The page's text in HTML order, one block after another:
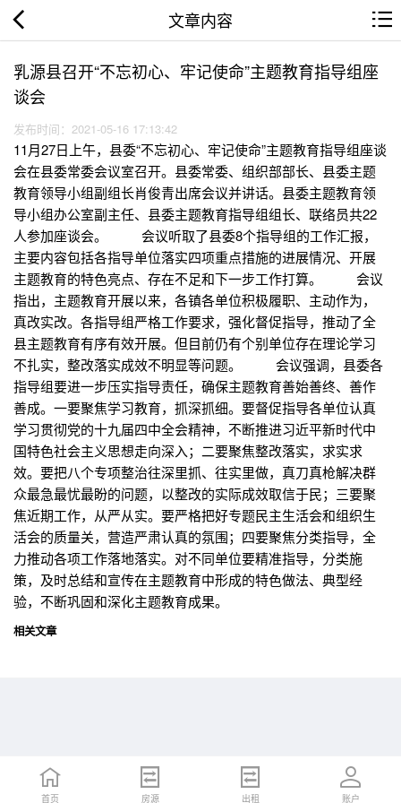
文章内容
乳源县召开“不忘初心、牢记使命”主题教育指导组座
谈会
发布时间：2021-05-16 17:13:42
11月27日上午，县委“不忘初心、牢记使命”主题教育指导组座谈
会在县委常委会议室召开。县委常委、组织部部长、县委主题
教育领导小组副组长肖俊青出席会议并讲话。县委主题教育领
导小组办公室副主任、县委主题教育指导组组长、联络员共22
人参加座谈会。 会议听取了县委8个指导组的工作汇报，
主要内容包括各指导单位落实四项重点措施的进展情况、开展
主题教育的特色亮点、存在不足和下一步工作打算。 会议
指出，主题教育开展以来，各镇各单位积极履职、主动作为，
真改实改。各指导组严格工作要求，强化督促指导，推动了全
县主题教育有序有效开展。但目前仍有个别单位存在理论学习
不扎实，整改落实成效不明显等问题。 会议强调，县委各
指导组要进一步压实指导责任，确保主题教育善始善终、善作
善成。一要聚焦学习教育，抓深抓细。要督促指导各单位认真
学习贯彻党的十九届四中全会精神，不断推进习近平新时代中
国特色社会主义思想走向深入；二要聚焦整改落实，求实求
效。要把八个专项整治往深里抓、往实里做，真刀真枪解决群
众最急最忧最盼的问题，以整改的实际成效取信于民；三要聚
焦近期工作，从严从实。要严格把好专题民主生活会和组织生
活会的质量关，营造严肃认真的氛围；四要聚焦分类指导，全
力推动各项工作落地落实。对不同单位要精准指导，分类施
策，及时总结和宣传在主题教育中形成的特色做法、典型经
验，不断巩固和深化主题教育成果。
相关文章
首页 招聘 简历 账户
首页 房源 出租 账户